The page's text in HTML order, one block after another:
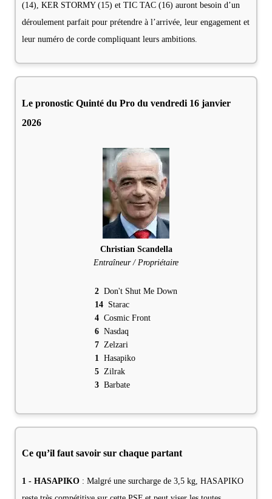
(14), KER STORMY (15) et TIC TAC (16) auront besoin d’un
déroulement parfait pour prétendre à l’arrivée, leur engagement et
leur numéro de corde compliquant leurs ambitions.
Le pronostic Quinté du Pro du vendredi 16 janvier
2026
Christian Scandella
Entraîneur / Propriétaire
2 Don't Shut Me Down
14 Starac
4 Cosmic Front
6 Nasdaq
7 Zelzari
1
Hasapiko
5 Zilrak
3 Barbate
Ce qu’il faut savoir sur chaque partant
1 - HASAPIKO : Malgré une surcharge de 3,5 kg, HASAPIKO